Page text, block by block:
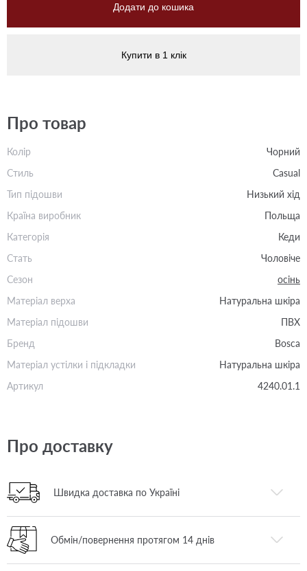
Додати до кошика
Купити в 1 клік
Про товар
Колір
Чорний
Стиль
Casual
Тип підошви
Низький хід
Країна виробник
Польща
Категорія
Кеди
Стать
Чоловіче
Сезон
осінь
Матеріал верха
Натуральна шкіра
Матеріал підошви
ПВХ
Бренд
Bosca
Матеріал устілки і підкладки
Натуральна шкіра
Артикул
4240.01.1
Про доставку
Швидка доставка по Україні
Обмін/повернення протягом 14 днів